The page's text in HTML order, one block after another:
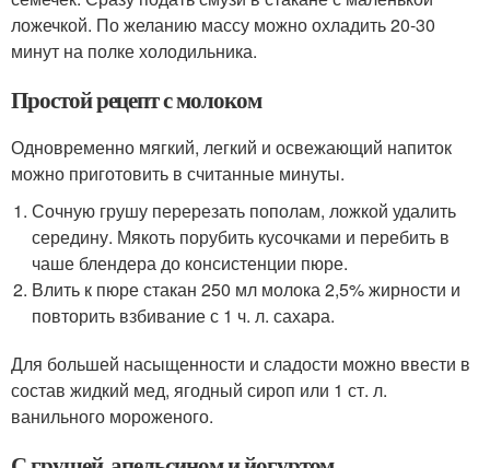
ложечкой. По желанию массу можно охладить 20-30
минут на полке холодильника.
Простой рецепт с молоком
Одновременно мягкий, легкий и освежающий напиток
можно приготовить в считанные минуты.
Сочную грушу перерезать пополам, ложкой удалить
середину. Мякоть порубить кусочками и перебить в
чаше блендера до консистенции пюре.
Влить к пюре стакан 250 мл молока 2,5% жирности и
повторить взбивание с 1 ч. л. сахара.
Для большей насыщенности и сладости можно ввести в
состав жидкий мед, ягодный сироп или 1 ст. л.
ванильного мороженого.